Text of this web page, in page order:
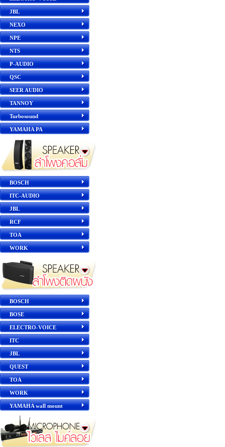
JBL
NEXO
NPE
NTS
P-AUDIO
QSC
SEER AUDIO
TANNOY
Turbosound
YAMAHA PA
BOSCH
ITC-AUDIO
JBL
RCF
TOA
WORK
BOSCH
BOSE
ELECTRO-VOICE
ITC
JBL
QUEST
TOA
WORK
YAMAHA wall mount